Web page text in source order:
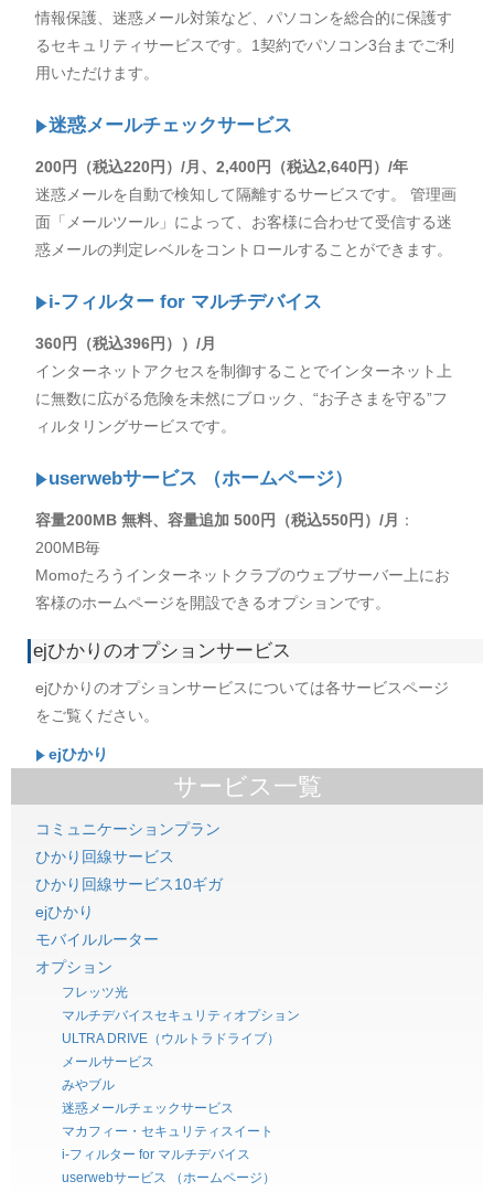
情報保護、迷惑メール対策など、パソコンを総合的に保護す
るセキュリティサービスです。1契約でパソコン3台までご利
用いただけます。
迷惑メールチェックサービス
200円（税込220円）/月、2,400円（税込2,640円）/年
迷惑メールを自動で検知して隔離するサービスです。 管理画
面「メールツール」によって、お客様に合わせて受信する迷
惑メールの判定レベルをコントロールすることができます。
i-フィルター for マルチデバイス
360円（税込396円））/月
インターネットアクセスを制御することでインターネット上
に無数に広がる危険を未然にブロック、“お子さまを守る”フ
ィルタリングサービスです。
userwebサービス （ホームページ）
容量200MB 無料、容量追加 500円（税込550円）/月
：
200MB毎
Momoたろうインターネットクラブのウェブサーバー上にお
客様のホームページを開設できるオプションです。
ejひかりのオプションサービス
ejひかりのオプションサービスについては各サービスページ
をご覧ください。
ejひかり
サービス一覧
コミュニケーションプラン
ひかり回線サービス
ひかり回線サービス10ギガ
ejひかり
モバイルルーター
オプション
フレッツ光
マルチデバイスセキュリティオプション
ULTRA DRIVE（ウルトラドライブ）
メールサービス
みやブル
迷惑メールチェックサービス
マカフィー・セキュリティスイート
i-フィルター for マルチデバイス
userwebサービス （ホームページ）